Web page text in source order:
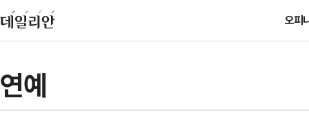
오피
연예